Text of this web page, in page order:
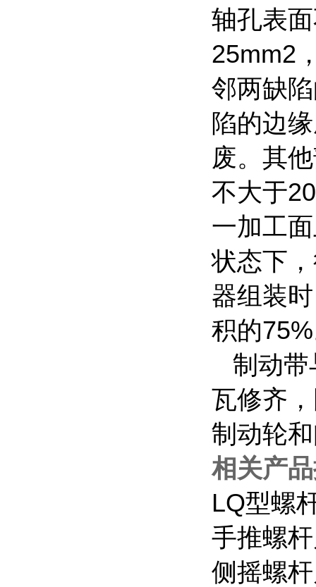
轴孔表
25mm2
邻两缺
陷的边
废。其
不大于
一加工
状态下
器组装
积的
制动带
瓦修齐
制动轮
相关产
LQ型螺
手推螺
侧摇螺